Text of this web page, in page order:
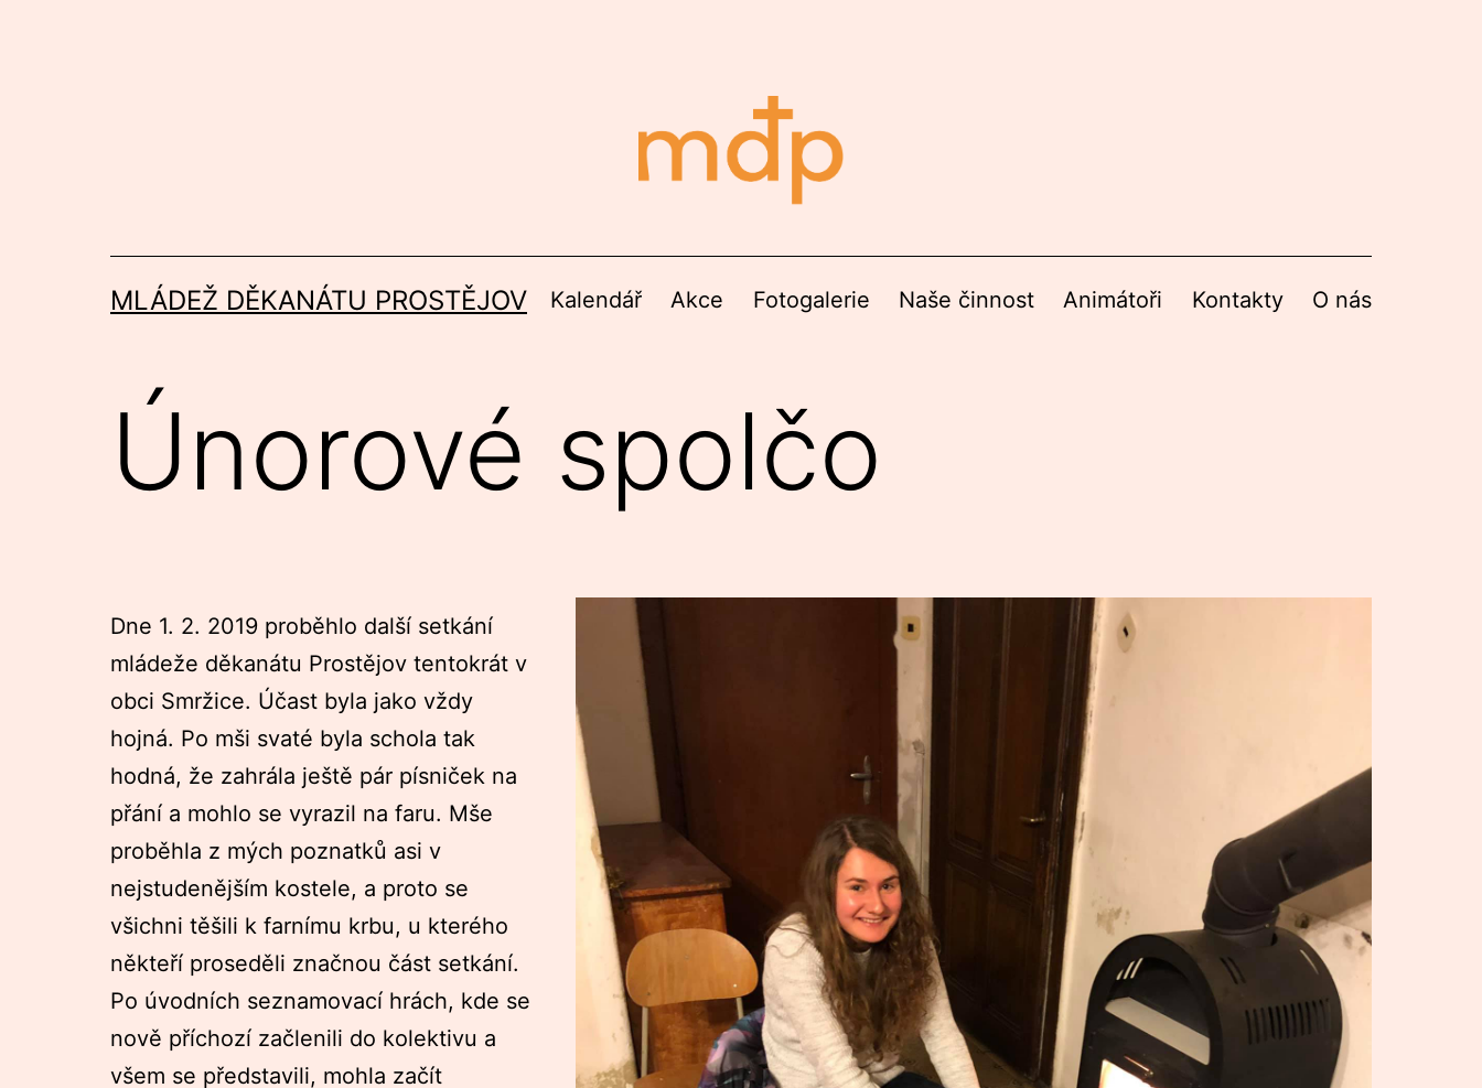
MLÁDEŽ DĚKANÁTU PROSTĚJOV Kalendář Akce Fotogalerie Naše činnost Animátoři Kontakty O nás
Únorové spolčo
Dne 1. 2. 2019 proběhlo další setkání
mládeže děkanátu Prostějov tentokrát v
obci Smržice. Účast byla jako vždy
hojná. Po mši svaté byla schola tak
hodná, že zahrála ještě pár písniček na
přání a mohlo se vyrazil na faru. Mše
proběhla z mých poznatků asi v
nejstudenějším kostele, a proto se
všichni těšili k farnímu krbu, u kterého
někteří proseděli značnou část setkání.
Po úvodních seznamovací hrách, kde se
nově příchozí začlenili do kolektivu a
všem se představili, mohla začít